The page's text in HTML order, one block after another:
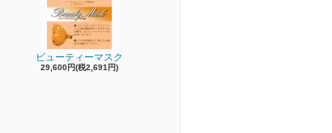
ビューティーマスク
29,600円(税2,691円)